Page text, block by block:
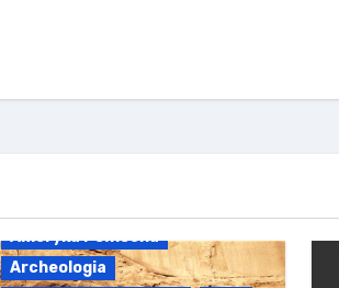
Ameryka Północna
Archeologia